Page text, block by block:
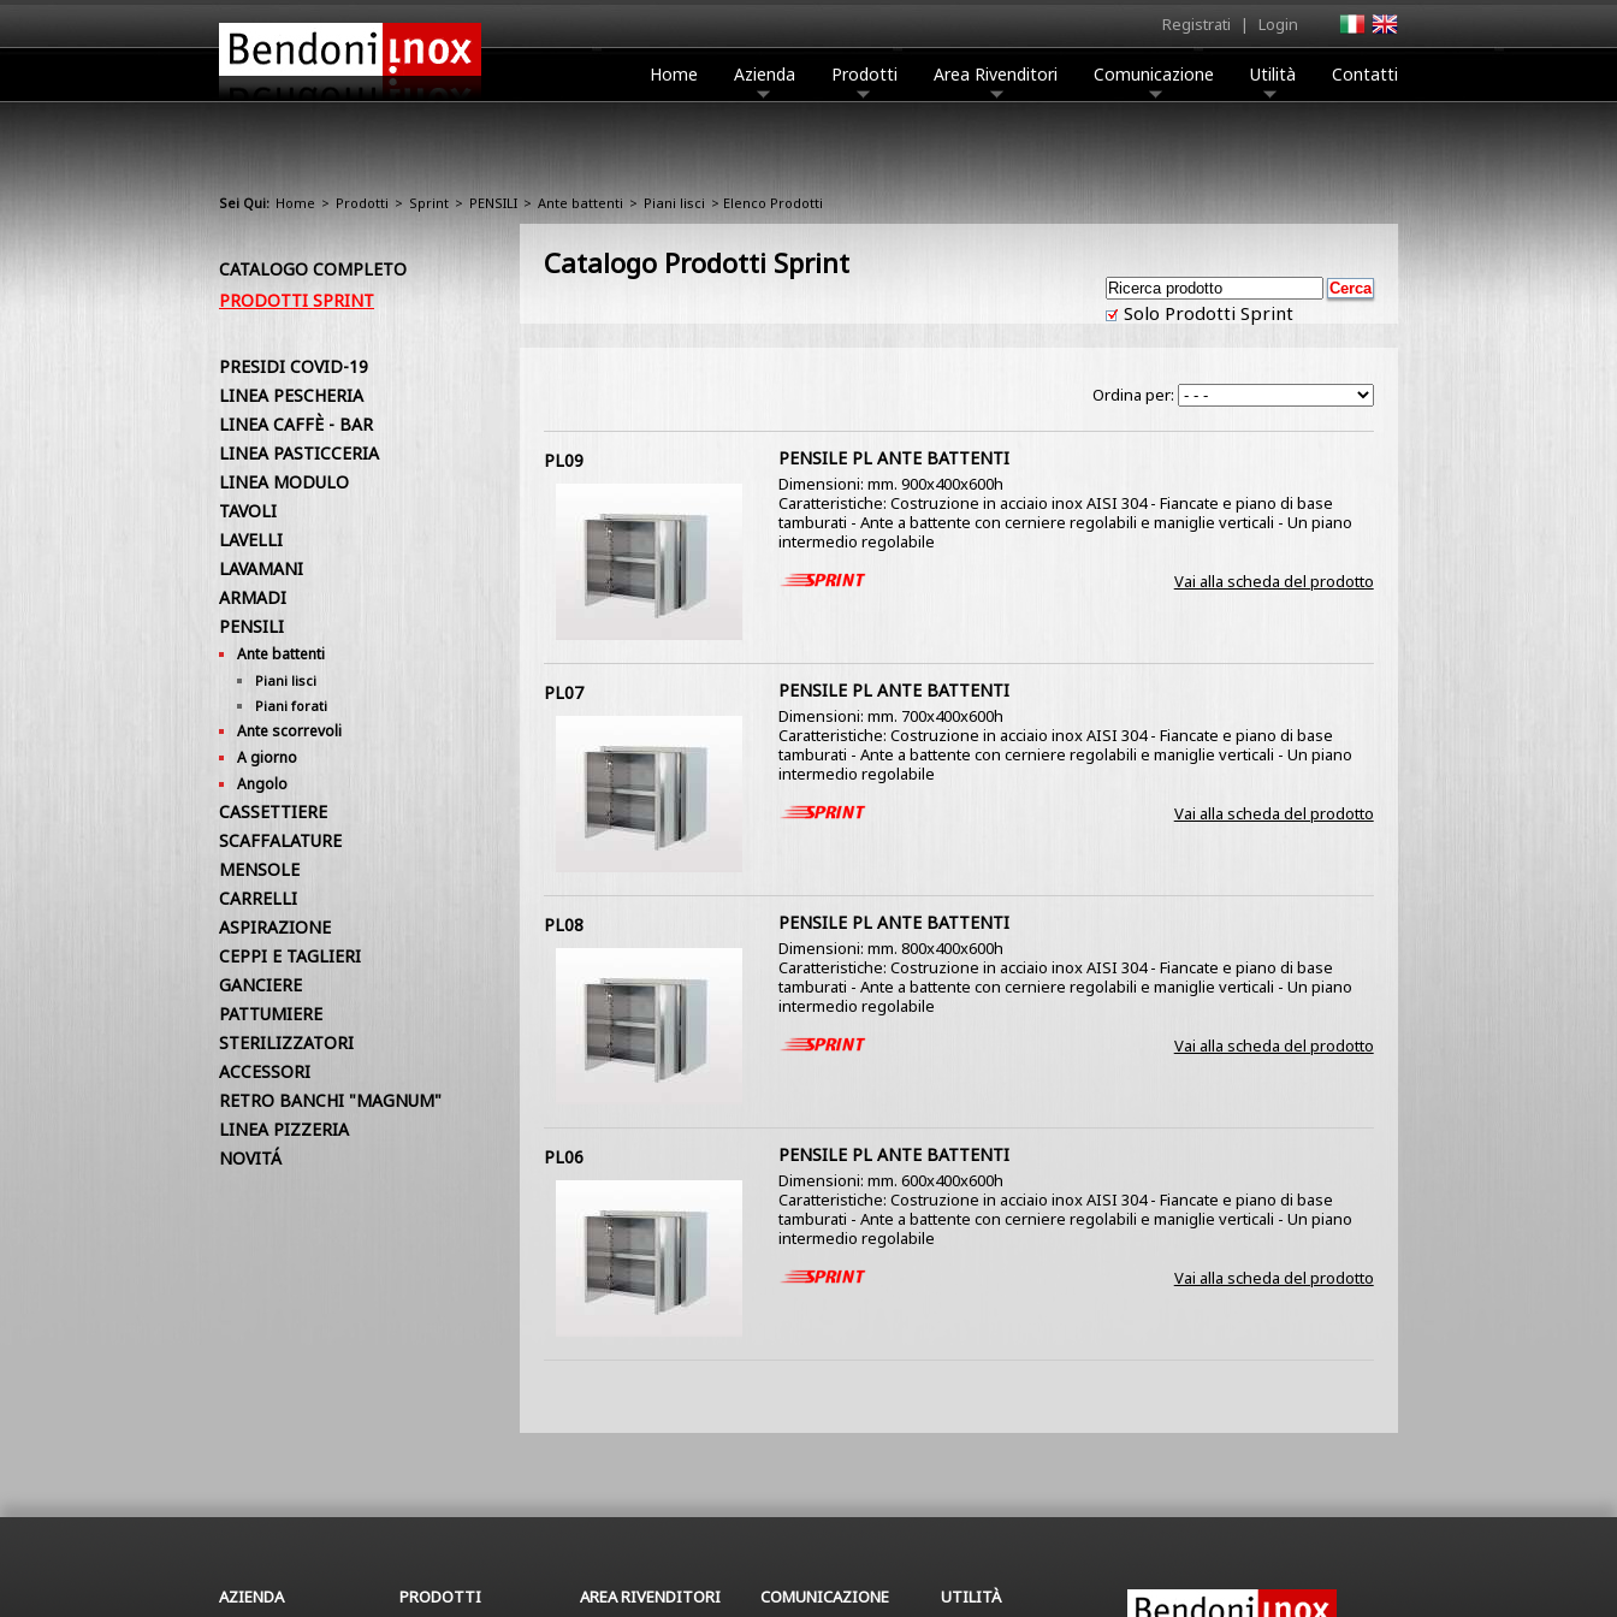
Registrati | Login
Home Azienda Prodotti Area Rivenditori Comunicazione Utilità Contatti
Sei Qui: Home > Prodotti > Sprint > PENSILI > Ante battenti > Piani lisci > Elenco Prodotti
Catalogo Prodotti Sprint
Solo Prodotti Sprint
Ordina per:
PL09 PENSILE PL ANTE BATTENTI
Dimensioni: mm. 900x400x600h
Caratteristiche: Costruzione in acciaio inox AISI 304 - Fiancate e piano di base
tamburati - Ante a battente con cerniere regolabili e maniglie verticali - Un piano
intermedio regolabile
Vai alla scheda del prodotto
PL07 PENSILE PL ANTE BATTENTI
Dimensioni: mm. 700x400x600h
Caratteristiche: Costruzione in acciaio inox AISI 304 - Fiancate e piano di base
tamburati - Ante a battente con cerniere regolabili e maniglie verticali - Un piano
intermedio regolabile
Vai alla scheda del prodotto
PL08 PENSILE PL ANTE BATTENTI
Dimensioni: mm. 800x400x600h
Caratteristiche: Costruzione in acciaio inox AISI 304 - Fiancate e piano di base
tamburati - Ante a battente con cerniere regolabili e maniglie verticali - Un piano
intermedio regolabile
Vai alla scheda del prodotto
PL06 PENSILE PL ANTE BATTENTI
Dimensioni: mm. 600x400x600h
Caratteristiche: Costruzione in acciaio inox AISI 304 - Fiancate e piano di base
tamburati - Ante a battente con cerniere regolabili e maniglie verticali - Un piano
intermedio regolabile
Vai alla scheda del prodotto
CATALOGO COMPLETO
PRODOTTI SPRINT
PRESIDI COVID-19
LINEA PESCHERIA
LINEA CAFFÈ - BAR
LINEA PASTICCERIA
LINEA MODULO
TAVOLI
LAVELLI
LAVAMANI
ARMADI
PENSILI
Ante battenti
Piani lisci
Piani forati
Ante scorrevoli
A giorno
Angolo
CASSETTIERE
SCAFFALATURE
MENSOLE
CARRELLI
ASPIRAZIONE
CEPPI E TAGLIERI
GANCIERE
PATTUMIERE
STERILIZZATORI
ACCESSORI
RETRO BANCHI "MAGNUM"
LINEA PIZZERIA
NOVITÁ
AZIENDA PRODOTTI AREA RIVENDITORI COMUNICAZIONE UTILITÀ